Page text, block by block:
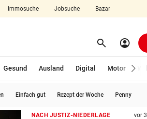
Immosuche Jobsuche Bazar
search Suchen
account_circle
Gesund Ausland Digital Motor
Einfach gut Rezept der Woche Penny
NACH JUSTIZ-NIEDERLAGE vor